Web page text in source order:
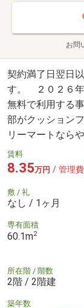
お問
契約満了日翌日
す。 ２０２６年
無料で利用する
部がクッション
リーマートなら
賃料
8.35万円 / 管理
敷 / 礼
なし / 1ヶ月
専有面積
60.1m2
所在階 / 階数
2階 / 2階建
築年数